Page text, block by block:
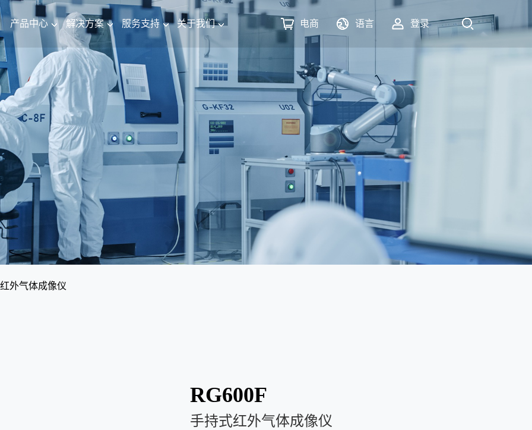
登录
语言
电商
产品中心 解决方案 服务支持 关于我们
外气体成像仪
RG600F
手持式红外气体成像仪